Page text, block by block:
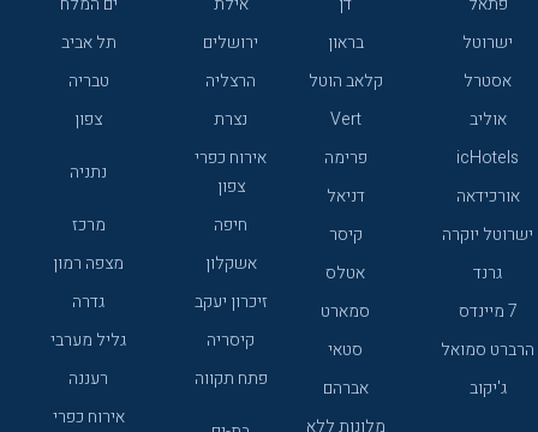
ישרוטל
בראון
אסטרל
קלאב הוטל
אוליב
Vert
icHotels
פרימה
אורכידאה
דניאל
ישרוטל יוקרה
קיסר
גרנד
אטלס
7 מיינדס
סמארט
הרברט סמואל
סטאי
ג'יקוב
אברהם
מלונות ללא
ירושלים
תל אביב
הרצליה
טבריה
נצרת
צפון
אירוח כפרי
צפון
נתניה
חיפה
מרכז
אשקלון
מצפה רמון
זיכרון יעקב
גדרה
קיסריה
גליל מערבי
פתח תקווה
רעננה
אירוח כפרי